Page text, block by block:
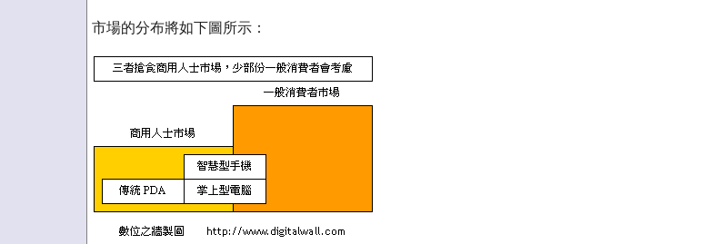
市場的分布將如下圖所示：